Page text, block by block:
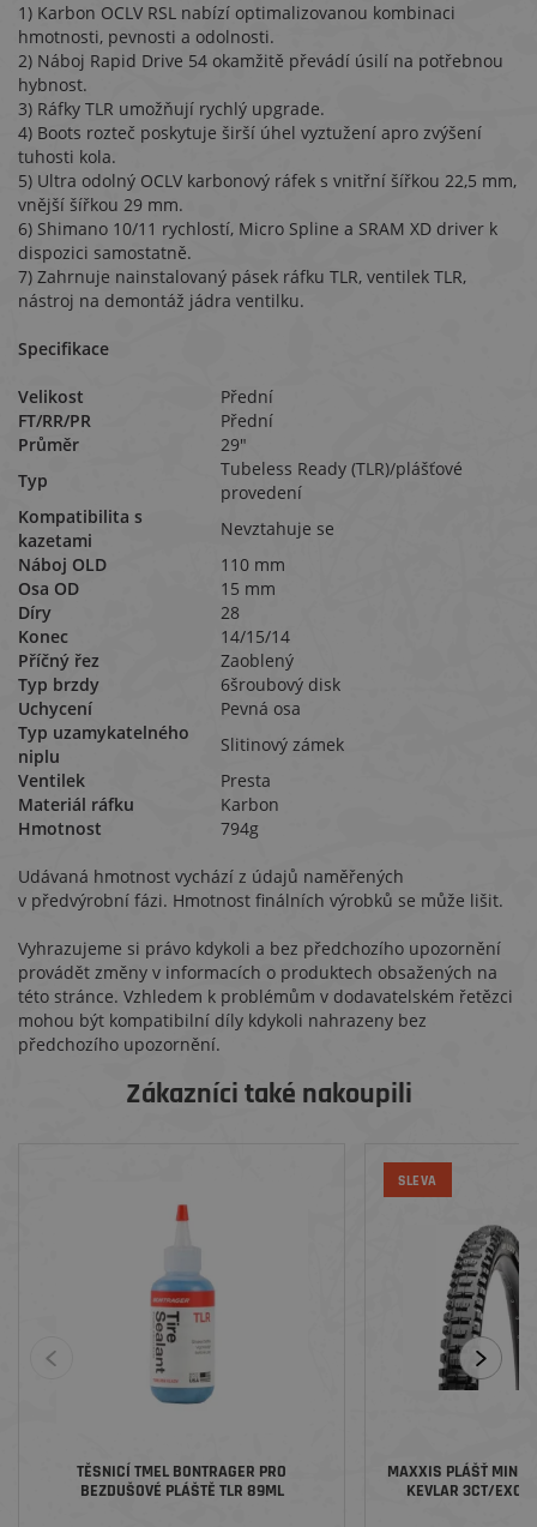
1) Karbon OCLV RSL nabízí optimalizovanou kombinaci
hmotnosti, pevnosti a odolnosti.
2) Náboj Rapid Drive 54 okamžitě převádí úsilí na potřebnou
hybnost.
3) Ráfky TLR umožňují rychlý upgrade.
4) Boots rozteč poskytuje širší úhel vyztužení apro zvýšení
tuhosti kola.
5) Ultra odolný OCLV karbonový ráfek s vnitřní šířkou 22,5 mm,
vnější šířkou 29 mm.
6) Shimano 10/11 rychlostí, Micro Spline a SRAM XD driver k
dispozici samostatně.
7) Zahrnuje nainstalovaný pásek ráfku TLR, ventilek TLR,
nástroj na demontáž jádra ventilku.
Specifikace
Velikost
Přední
FT/RR/PR
Přední
Průměr
29"
Typ
Tubeless Ready (TLR)/plášťové
provedení
Kompatibilita s
kazetami
Nevztahuje se
Náboj OLD
110 mm
Osa OD
15 mm
Díry
28
Konec
14/15/14
Příčný řez
Zaoblený
Typ brzdy
6šroubový disk
Uchycení
Pevná osa
Typ uzamykatelného
niplu
Slitinový zámek
Ventilek
Presta
Materiál ráfku
Karbon
Hmotnost
794g
Udávaná hmotnost vychází z údajů naměřených
v předvýrobní fázi. Hmotnost finálních výrobků se může lišit.
Vyhrazujeme si právo kdykoli a bez předchozího upozornění
provádět změny v informacích o produktech obsažených na
této stránce. Vzhledem k problémům v dodavatelském řetězci
mohou být kompatibilní díly kdykoli nahrazeny bez
předchozího upozornění.
Zákazníci také nakoupili
TĚSNICÍ TMEL BONTRAGER PRO
BEZDUŠOVÉ PLÁŠTĚ TLR 89ML
SLEVA
MAXXIS PLÁŠŤ
KEVLAR 3CT/EXO/